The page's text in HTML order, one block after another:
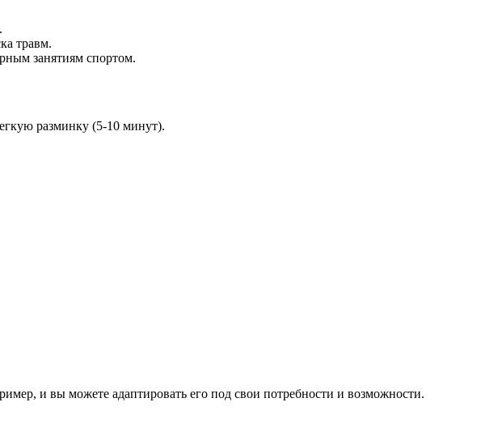
травм.
занятиям спортом.
разминку (5-10 минут).
и вы можете адаптировать его под свои потребности и возможности.